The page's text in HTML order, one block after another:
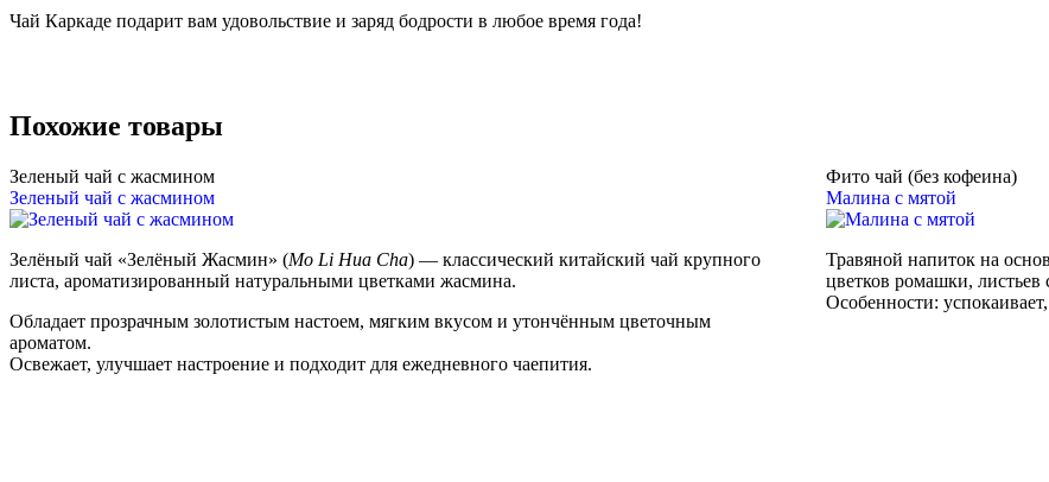
Чай Каркаде подарит вам удовольствие и заряд бодрости в любое время года!
Похожие товары
Зеленый чай с жасмином
Зеленый чай с жасмином
Зелёный чай «Зелёный Жасмин» (Mo Li Hua Cha) — классический китайский чай крупного
листа, ароматизированный натуральными цветками жасмина.
Обладает прозрачным золотистым настоем, мягким вкусом и утончённым цветочным
ароматом.
Освежает, улучшает настроение и подходит для ежедневного чаепития.
Фито чай (без кофеина)
Малина с мятой
Травяной напиток на
цветков ромашки,
Особенности: